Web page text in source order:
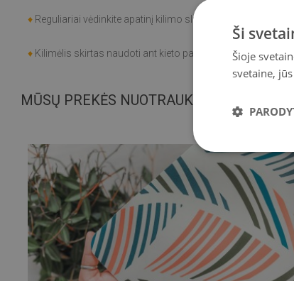
♦ Reguliariai vėdinkite apatinį kilimo sluoksnį.
♦ Kilimėlis skirtas naudoti ant kieto paviršiaus. Padėtas ant
MŪSŲ PREKĖS NUOTRAUKOS
Ši
Šioje
svetaine,